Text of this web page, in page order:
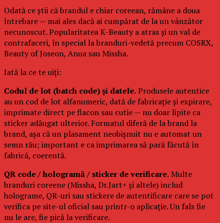
Odată ce știi că brandul e chiar coreean, rămâne a doua
întrebare — mai ales dacă ai cumpărat de la un vânzător
necunoscut. Popularitatea K-Beauty a atras și un val de
contrafaceri, în special la branduri-vedetă precum COSRX,
Beauty of Joseon, Anua sau Missha.
Iată la ce te uiți:
Codul de lot (batch code) și datele.Produsele autentice
au un cod de lot alfanumeric, dată de fabricație și expirare,
imprimate direct pe flacon sau cutie — nu doar lipite ca
sticker adăugat ulterior. Formatul diferă de la brand la
brand, așa că un plasament neobișnuit nu e automat un
semn rău; important e ca imprimarea să pară făcută în
fabrică, coerentă.
QR code / hologramă / sticker de verificare.Multe
branduri coreene (Missha, Dr.Jart+ și altele) includ
holograme, QR-uri sau stickere de autentificare care se pot
verifica pe site-ul oficial sau printr-o aplicație. Un fals fie
nu le are, fie pică la verificare.